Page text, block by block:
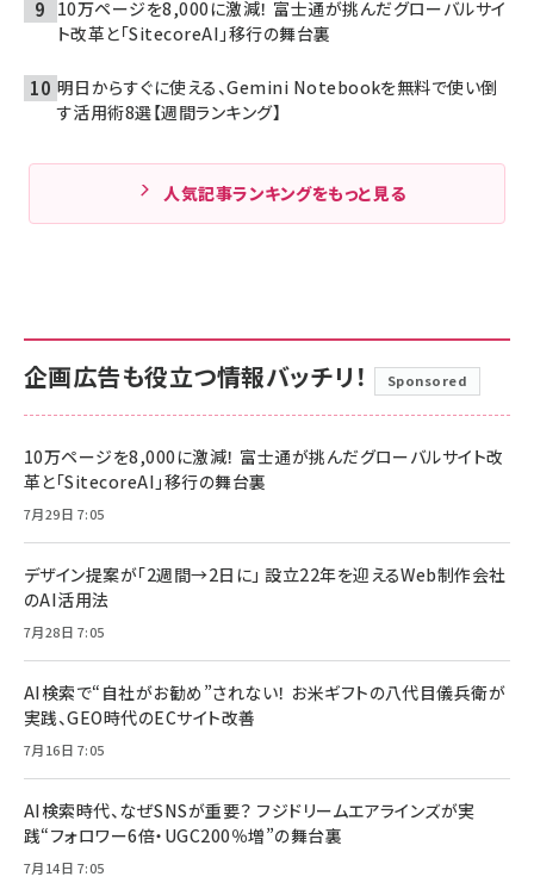
10万ページを8,000に激減！ 富士通が挑んだグローバルサイ
ト改革と「SitecoreAI」移行の舞台裏
明日からすぐに使える、Gemini Notebookを無料で使い倒
す活用術8選【週間ランキング】
人気記事ランキングをもっと見る
企画広告も役立つ情報バッチリ！ Sponsored
10万ページを8,000に激減！ 富士通が挑んだグローバルサイト改
革と「SitecoreAI」移行の舞台裏
7月29日 7:05
デザイン提案が「2週間→2日に」 設立22年を迎えるWeb制作会社
のAI活用法
7月28日 7:05
AI検索で“自社がお勧め”されない！ お米ギフトの八代目儀兵衛が
実践、GEO時代のECサイト改善
7月16日 7:05
AI検索時代、なぜSNSが重要？ フジドリームエアラインズが実
践“フォロワー6倍・UGC200％増”の舞台裏
7月14日 7:05